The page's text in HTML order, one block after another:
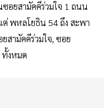
อยสามัคคีร่วมใจ 1 ถนน
พหลโยธิน 54 ถึง สะพา
สามัคคีร่วมใจ, ซอย
ทั้งหมด